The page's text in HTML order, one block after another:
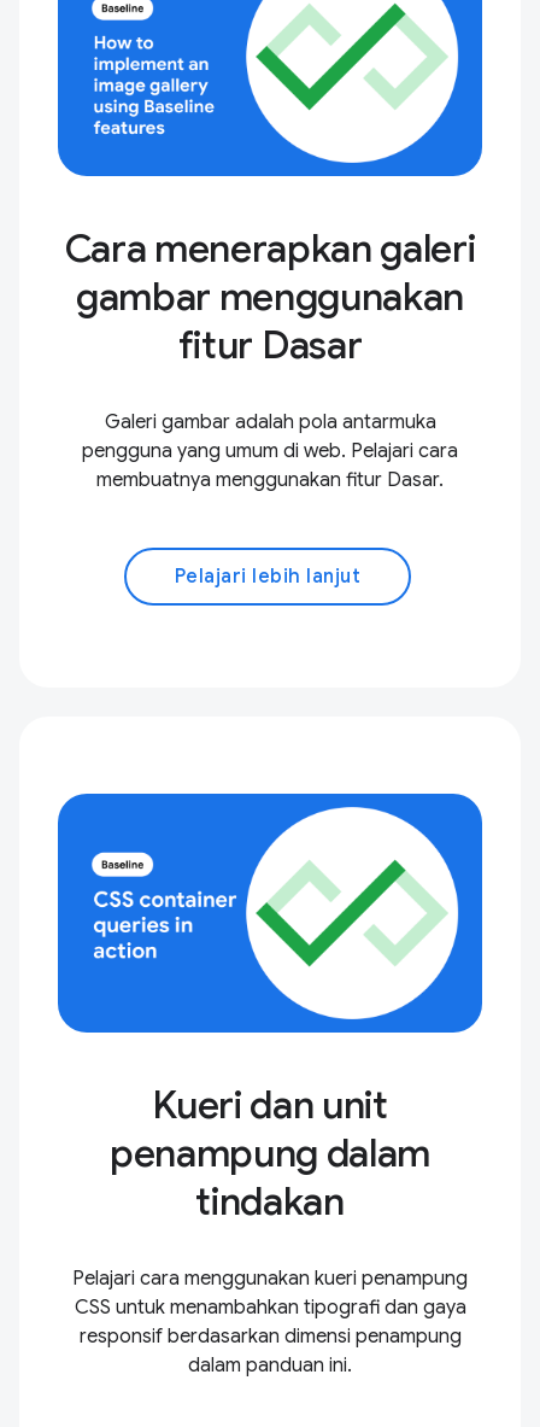
Cara menerapkan galeri
gambar menggunakan
fitur Dasar
Galeri gambar adalah pola antarmuka
pengguna yang umum di web. Pelajari cara
membuatnya menggunakan fitur Dasar.
Pelajari lebih lanjut
Kueri dan unit
penampung dalam
tindakan
Pelajari cara menggunakan kueri penampung
CSS untuk menambahkan tipografi dan gaya
responsif berdasarkan dimensi penampung
dalam panduan ini.